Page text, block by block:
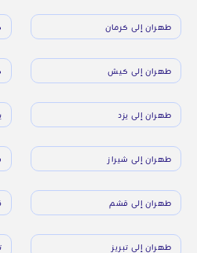
طهران إلى كرمان
طهران إلى كيش
طهران إلى يزد
طهران إلى شيراز
طهران إلى قشم
طهران إلى تبريز